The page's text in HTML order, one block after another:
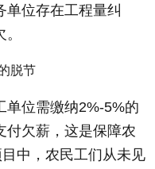
单位存在工程量纠
脱节
单位需缴纳2%-5%的
付欠薪，这是保障农
中，农民工们从未见